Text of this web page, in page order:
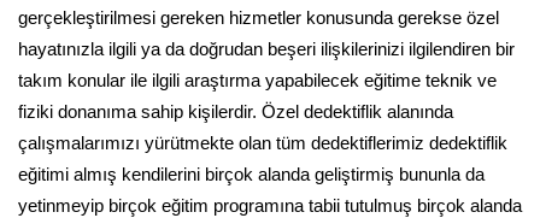
gerçekleştirilmesi gereken hizmetler konusunda gerekse özel
hayatınızla ilgili ya da doğrudan beşeri ilişkilerinizi ilgilendiren bir
takım konular ile ilgili araştırma yapabilecek eğitime teknik ve
fiziki donanıma sahip kişilerdir. Özel dedektiflik alanında
çalışmalarımızı yürütmekte olan tüm dedektiflerimiz dedektiflik
eğitimi almış kendilerini birçok alanda geliştirmiş bununla da
yetinmeyip birçok eğitim programına tabii tutulmuş birçok alanda